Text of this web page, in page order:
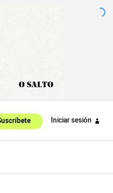
Iniciar sesión